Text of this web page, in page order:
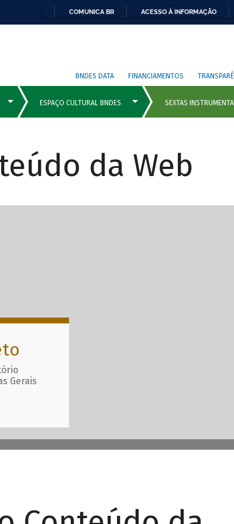
COMUNICA BR ACESSO À INFORMAÇÃO
BNDES DATA FINANCIAMENTOS
da Web
com
Gerais